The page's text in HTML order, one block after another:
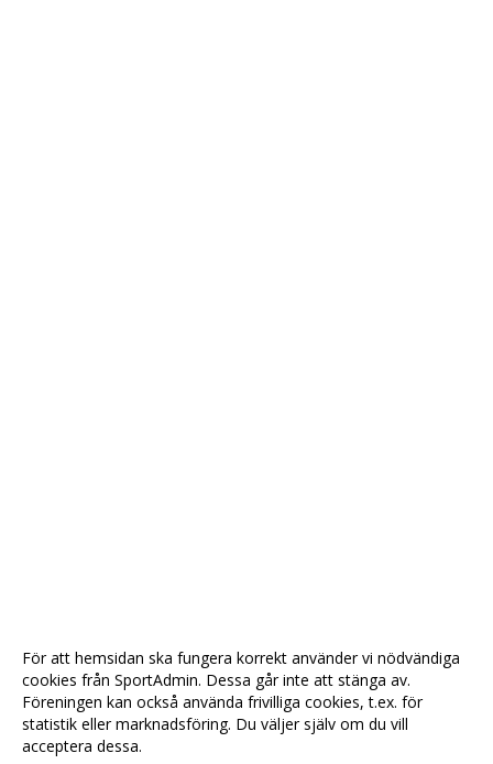
För att hemsidan ska fungera korrekt använder vi nödvändiga
cookies från SportAdmin. Dessa går inte att stänga av.
Föreningen kan också använda frivilliga cookies, t.ex. för
statistik eller marknadsföring. Du väljer själv om du vill
acceptera dessa.